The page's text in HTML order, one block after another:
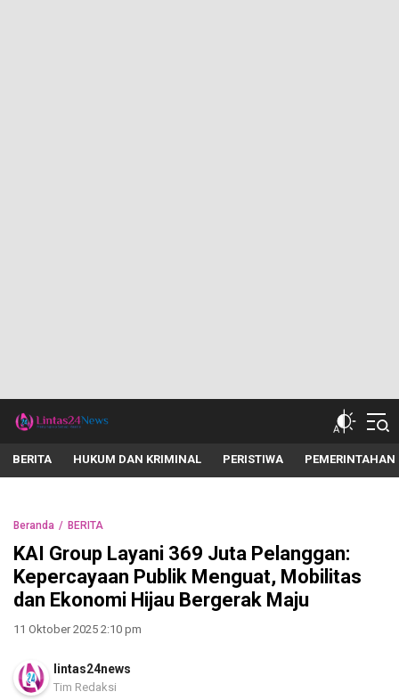
lintas24news.com
Menyingkap Setiap Realita
BERITA HUKUM DAN KRIMINAL PERISTIWA PEMERINTAHAN
Beranda BERITA
KAI Group Layani 369 Juta Pelanggan:
Kepercayaan Publik Menguat, Mobilitas
dan Ekonomi Hijau Bergerak Maju
11 Oktober 2025 2:10 pm
lintas24news
Tim Redaksi